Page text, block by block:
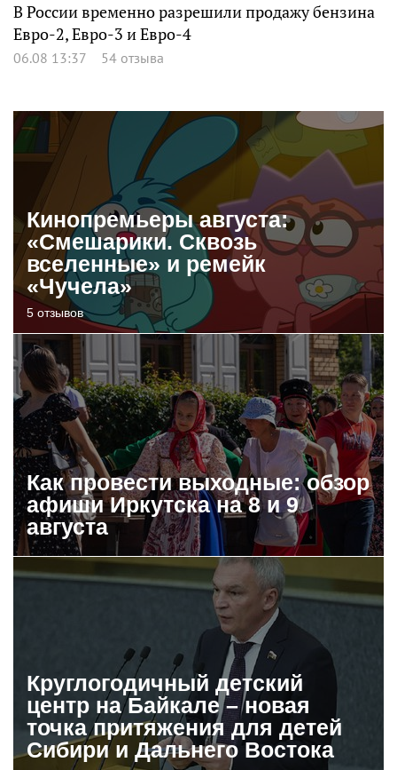
В России временно разрешили продажу бензина
Евро-2, Евро-3 и Евро-4
06.08 13:37 54 отзыва
Кинопремьеры августа:
«Смешарики. Сквозь
вселенные» и ремейк
«Чучела»
5 отзывов
Как провести выходные: обзор
афиши Иркутска на 8 и 9
августа
Круглогодичный детский
центр на Байкале – новая
точка притяжения для детей
Сибири и Дальнего Востока